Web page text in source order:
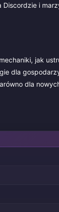
i
jak
dla
dla